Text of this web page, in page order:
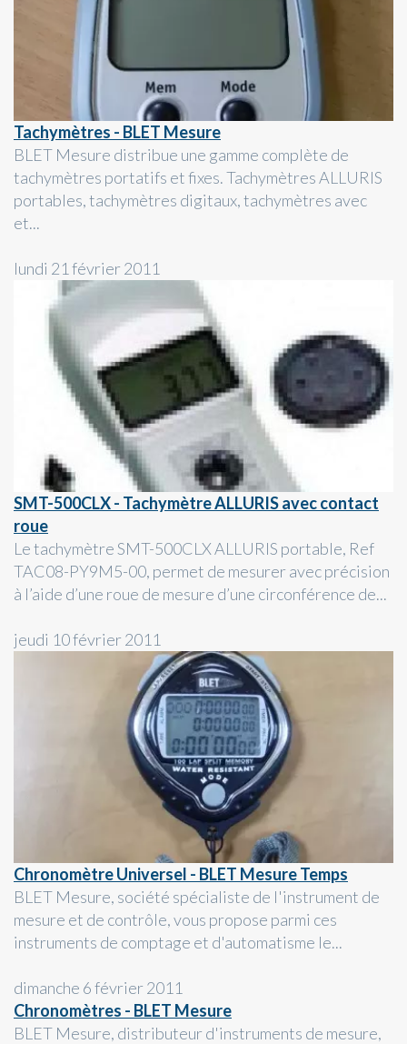
Tachymètres - BLET Mesure
BLET Mesure distribue une gamme complète de
tachymètres portatifs et fixes. Tachymètres ALLURIS
portables, tachymètres digitaux, tachymètres avec
et...
lundi 21 février 2011
SMT-500CLX - Tachymètre ALLURIS avec contact
roue
Le tachymètre SMT-500CLX ALLURIS portable, Ref
TAC08-PY9M5-00, permet de mesurer avec précision
à l’aide d’une roue de mesure d’une circonférence de...
jeudi 10 février 2011
Chronomètre Universel - BLET Mesure Temps
BLET Mesure, société spécialiste de l'instrument de
mesure et de contrôle, vous propose parmi ces
instruments de comptage et d'automatisme le...
dimanche 6 février 2011
Chronomètres - BLET Mesure
BLET Mesure, distributeur d'instruments de mesure,